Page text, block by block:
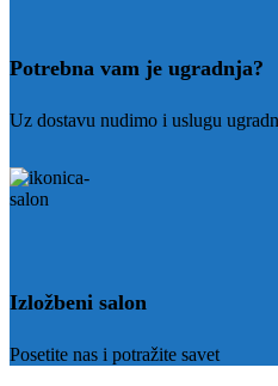
Potrebna vam je ugradnja?
Uz dostavu nudimo i uslugu
Izložbeni salon
Posetite nas i potražite savet